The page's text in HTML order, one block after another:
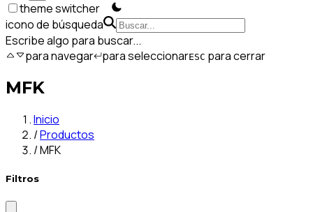
theme switcher
icono de búsqueda
Escribe algo para buscar...
para navegar para seleccionarESC para cerrar
MFK
Inicio
/Productos
/MFK
Filtros